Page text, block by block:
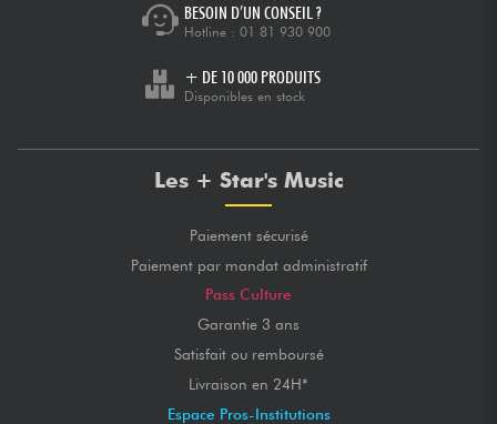
BESOIN D’UN CONSEIL ?
Hotline : 01 81 930 900
+ DE 10 000 PRODUITS
Disponibles en stock
Les + Star's Music
Paiement sécurisé
Paiement par mandat administratif
Pass Culture
Garantie 3 ans
Satisfait ou remboursé
Livraison en 24H*
Espace Pros-Institutions